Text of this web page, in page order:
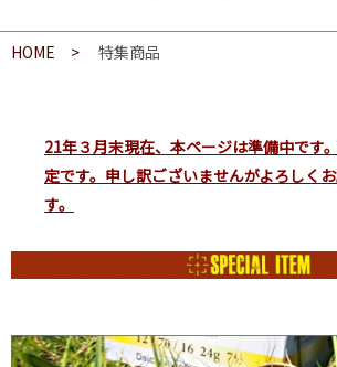
HOME 特集商品
21年３月末現在、本ページは準備中です
定です。申し訳ございませんがよろしく
す。